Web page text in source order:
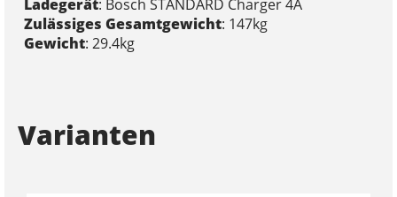
Ladegerät: Bosch STANDARD Charger 4A
Zulässiges Gesamtgewicht: 147kg
Gewicht: 29.4kg
Varianten